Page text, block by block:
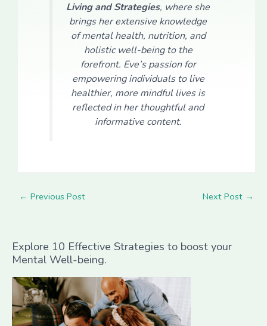
Living and Strategies, where she
brings her extensive knowledge
of mental health, nutrition, and
holistic well-being to the
forefront. Eve’s passion for
empowering individuals to live
healthier, more mindful lives is
reflected in her thoughtful and
informative content.
← Previous Post Next Post →
Explore 10 Effective Strategies to boost your
Mental Well-being.